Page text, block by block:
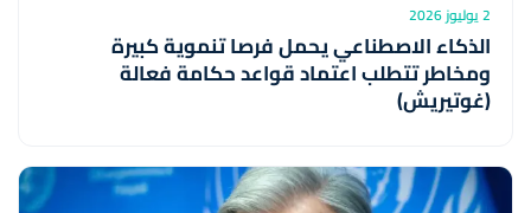
2 يوليوز 2026
الذكاء الاصطناعي يحمل فرصا تنموية كبيرة
ومخاطر تتطلب اعتماد قواعد حكامة فعالة
(غوتيريش)